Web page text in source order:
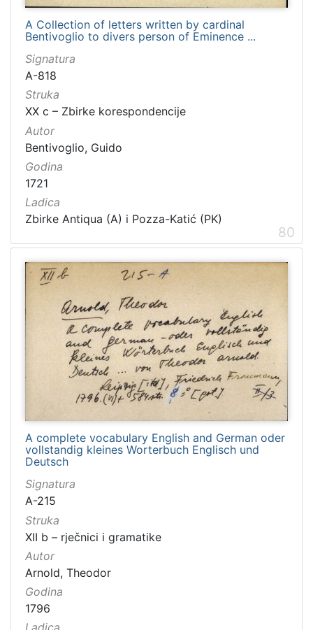
A Collection of letters written by cardinal
Bentivoglio to divers person of Eminence ...
Signatura
A-818
Struka
XX c – Zbirke korespondencije
Autor
Bentivoglio, Guido
Godina
1721
Ladica
Zbirke Antiqua (A) i Pozza-Katić (PK)
80
A complete vocabulary English and German oder
vollstandig kleines Worterbuch Englisch und
Deutsch
Signatura
A-215
Struka
XII b – rječnici i gramatike
Autor
Arnold, Theodor
Godina
1796